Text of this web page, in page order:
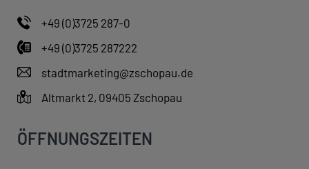
+49 (0)3725 287-0
+49 (0)3725 287222
stadtmarketing@zschopau.de
Altmarkt 2, 09405 Zschopau
ÖFFNUNGSZEITEN